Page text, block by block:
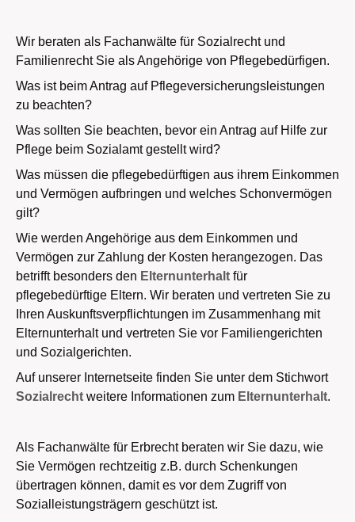
Wir beraten als Fachanwälte für Sozialrecht und
Familienrecht Sie als Angehörige von Pflegebedürfigen.
Was ist beim Antrag auf Pflegeversicherungsleistungen
zu beachten?
Was sollten Sie beachten, bevor ein Antrag auf Hilfe zur
Pflege beim Sozialamt gestellt wird?
Was müssen die pflegebedürftigen aus ihrem Einkommen
und Vermögen aufbringen und welches Schonvermögen
gilt?
Wie werden Angehörige aus dem Einkommen und
Vermögen zur Zahlung der Kosten herangezogen. Das
betrifft besonders den Elternunterhalt für
pflegebedürftige Eltern. Wir beraten und vertreten Sie zu
Ihren Auskunftsverpflichtungen im Zusammenhang mit
Elternunterhalt und vertreten Sie vor Familiengerichten
und Sozialgerichten.
Auf unserer Internetseite finden Sie unter dem Stichwort
Sozialrecht weitere Informationen zum Elternunterhalt.
Als Fachanwälte für Erbrecht beraten wir Sie dazu, wie
Sie Vermögen rechtzeitig z.B. durch Schenkungen
übertragen können, damit es vor dem Zugriff von
Sozialleistungsträgern geschützt ist.